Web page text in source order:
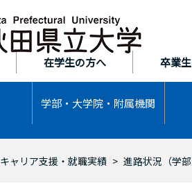
在学生の方へ 卒業
学部・大学院・ 附属機関
キャリア支援・就職実績 進路状況（学部